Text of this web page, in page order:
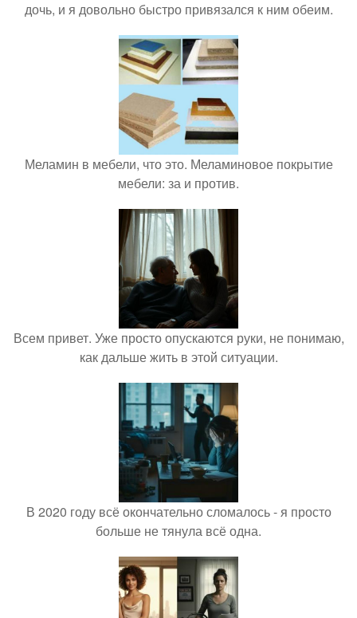
дочь, и я довольно быстро привязался к ним обеим.
Меламин в мебели, что это. Меламиновое покрытие
мебели: за и против.
Всем привет. Уже просто опускаются руки, не понимаю,
как дальше жить в этой ситуации.
В 2020 году всё окончательно сломалось - я просто
больше не тянула всё одна.